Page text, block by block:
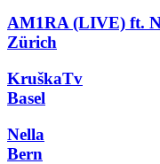
AM1RA (LIVE) ft.
Zürich
KruškaTv
Basel
Nella
Bern